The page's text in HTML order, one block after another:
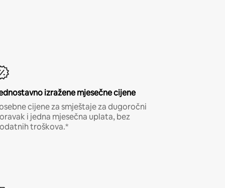
izražene mjesečne cijene
cijene za smještaje za dugoročni
i jedna mjesečna uplata, bez
troškova.*